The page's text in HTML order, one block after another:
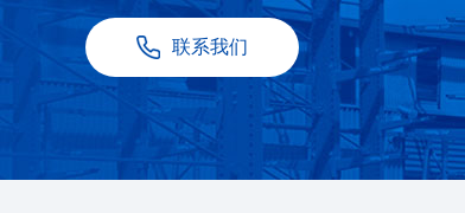
联系我们